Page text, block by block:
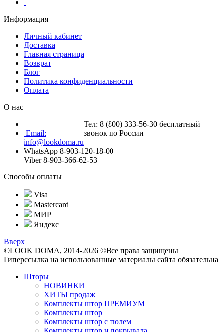
Информация
Личный кабинет
Доставка
Главная страница
Возврат
Блог
Политика конфиденциальности
Оплата
О нас
Тел: 8 (800) 333-56-30 бесплатный
звонок по России
Email:
info@lookdoma.ru
WhatsApp 8-903-120-18-00
Viber 8-903-366-62-53
Способы оплаты
Visa
Mastercard
МИР
Яндекс
Вверх
©LOOK DOMA, 2014-2026 ©Все права защищены
Гиперссылка на использованные материалы сайта обязательна
Шторы
НОВИНКИ
ХИТЫ продаж
Комплекты штор ПРЕМИУМ
Комплекты штор
Комплекты штор с тюлем
Комплекты штор и покрывала